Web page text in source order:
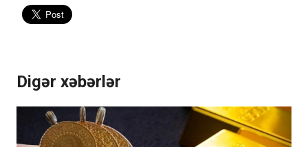
Digər xəbərlər